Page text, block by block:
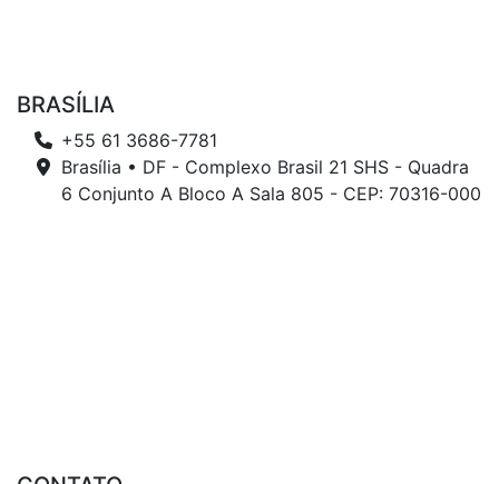
BRASÍLIA
+55 61 3686-7781
Brasília • DF - Complexo Brasil 21 SHS - Quadra
6 Conjunto A Bloco A Sala 805 - CEP: 70316-000